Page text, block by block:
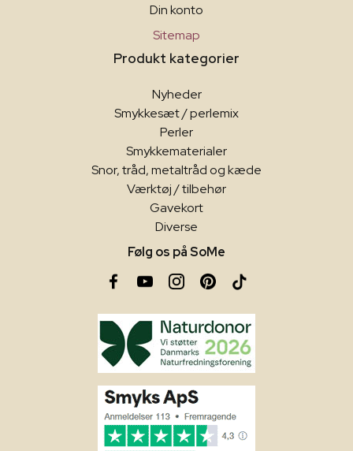
Din konto
Sitemap
Produkt kategorier
Nyheder
Smykkesæt / perlemix
Perler
Smykkematerialer
Snor, tråd, metaltråd og kæde
Værktøj / tilbehør
Gavekort
Diverse
Følg os på SoMe